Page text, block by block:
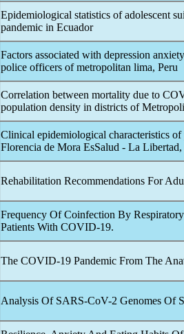
Epidemiological statistics of adolescent
pandemic in Ecuador
Factors associated with depression
police officers of metropolitan lima, Peru
Correlation between mortality due to
population density in districts of
Clinical epidemiological characteristics of
Florencia de Mora EsSalud - La
Rehabilitation Recommendations For
Frequency Of Coinfection By
Patients With COVID-19.
The COVID-19 Pandemic From The
Analysis Of SARS-CoV-2 Genomes Of